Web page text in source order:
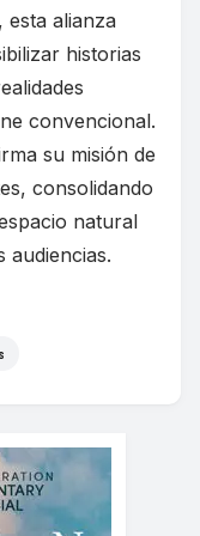
esta alianza
historias
convencional.
su misión de
consolidando
natural
audiencias.